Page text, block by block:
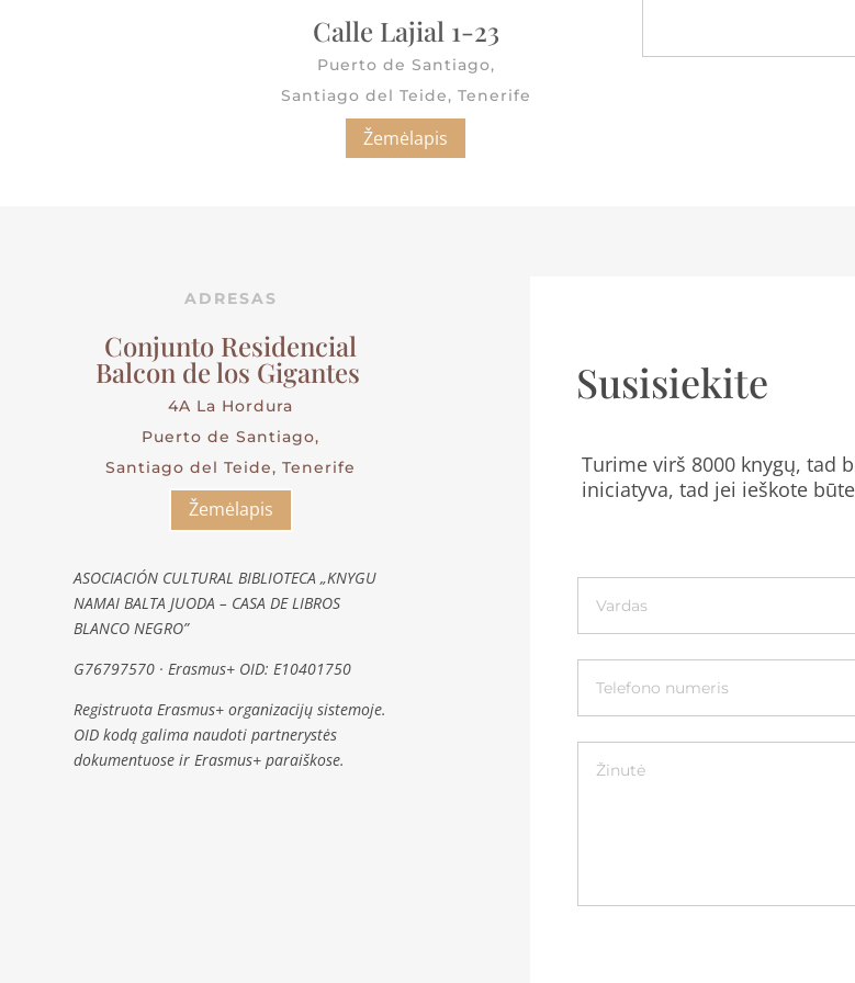
Calle Lajial 1-23
Puerto de Santiago,
Santiago del Teide, Tenerife
Žemėlapis
ADRESAS
Conjunto Residencial
Balcon de los Gigantes
4A La Hordura
Puerto de Santiago,
Santiago del Teide, Tenerife
Žemėlapis
ASOCIACIÓN CULTURAL BIBLIOTECA „KNYGU
NAMAI BALTA JUODA – CASA DE LIBROS
BLANCO NEGRO”
G76797570 · Erasmus+ OID: E10401750
Registruota Erasmus+ organizacijų sistemoje.
OID kodą galima naudoti partnerystės
dokumentuose ir Erasmus+ paraiškose.
Susisiekite
Turime virš 8000 knygų, tad
iniciatyva, tad jei ieškote